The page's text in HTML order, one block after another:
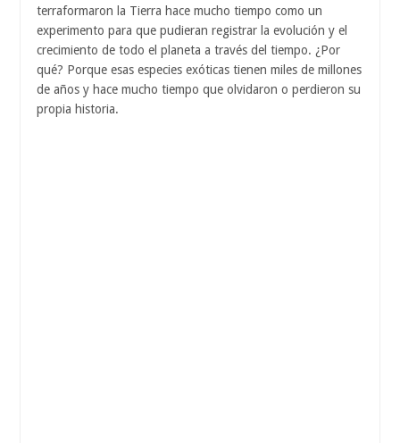
terraformaron la Tierra hace mucho tiempo como un
experimento para que pudieran registrar la evolución y el
crecimiento de todo el planeta a través del tiempo. ¿Por
qué? Porque esas especies exóticas tienen miles de millones
de años y hace mucho tiempo que olvidaron o perdieron su
propia historia.